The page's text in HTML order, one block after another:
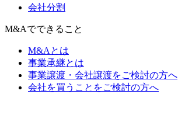
会社分割
M&Aでできること
M&Aとは
事業承継とは
事業譲渡・会社譲渡をご検討の方へ
会社を買うことをご検討の方へ